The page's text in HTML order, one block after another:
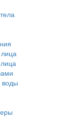
воды